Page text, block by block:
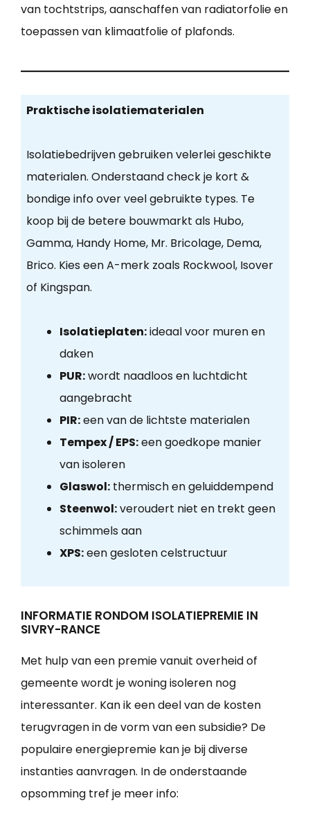
van tochtstrips, aanschaffen van radiatorfolie en
toepassen van klimaatfolie of plafonds.
Praktische isolatiematerialen
Isolatiebedrijven gebruiken velerlei geschikte
materialen. Onderstaand check je kort &
bondige info over veel gebruikte types. Te
koop bij de betere bouwmarkt als Hubo,
Gamma, Handy Home, Mr. Bricolage, Dema,
Brico. Kies een A-merk zoals Rockwool, Isover
of Kingspan.
Isolatieplaten:ideaal voor muren en
daken
PUR:wordt naadloos en luchtdicht
aangebracht
PIR:een van de lichtste materialen
Tempex / EPS:een goedkope manier
van isoleren
Glaswol:thermisch en geluiddempend
Steenwol:veroudert niet en trekt geen
schimmels aan
XPS:een gesloten celstructuur
INFORMATIE RONDOM ISOLATIEPREMIE IN
SIVRY-RANCE
Met hulp van een premie vanuit overheid of
gemeente wordt je woning isoleren nog
interessanter. Kan ik een deel van de kosten
terugvragen in de vorm van een subsidie? De
populaire energiepremie kan je bij diverse
instanties aanvragen. In de onderstaande
opsomming tref je meer info: